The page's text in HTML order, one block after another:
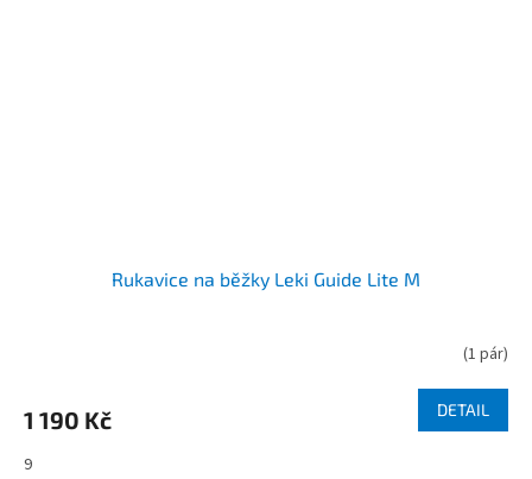
Rukavice na běžky Leki Guide Lite M
(1 pár)
1 190 Kč DETAIL
9